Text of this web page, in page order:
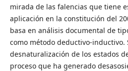
mirada de las falencias que tiene
aplicación en la constitución del
basa en análisis documental de
como método deductivo-inductivo.
desnaturalización de los estados
proceso que ha generado